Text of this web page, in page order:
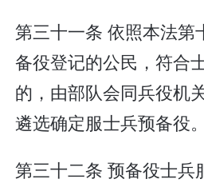
第三十一条 依照本法第
备役登记的公民，符合
的，由部队会同兵役机
遴选确定服士兵预备役。
第三十二条 预备役士兵